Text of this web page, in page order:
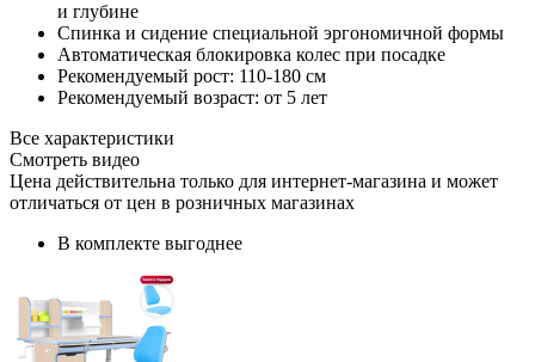
и глубине
Спинка и сидение специальной эргономичной формы
Автоматическая блокировка колес при посадке
Рекомендуемый рост: 110-180 см
Рекомендуемый возраст: от 5 лет
Все характеристики
Смотреть видео
Цена действительна только для интернет-магазина и может
отличаться от цен в розничных магазинах
В комплекте выгоднее